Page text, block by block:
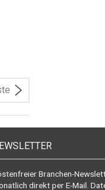
Branchen-
direkt per E-Mail.